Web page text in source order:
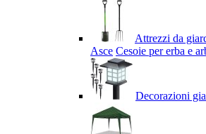
Attrezzi da
Asce Cesoie per erba e
Decorazioni